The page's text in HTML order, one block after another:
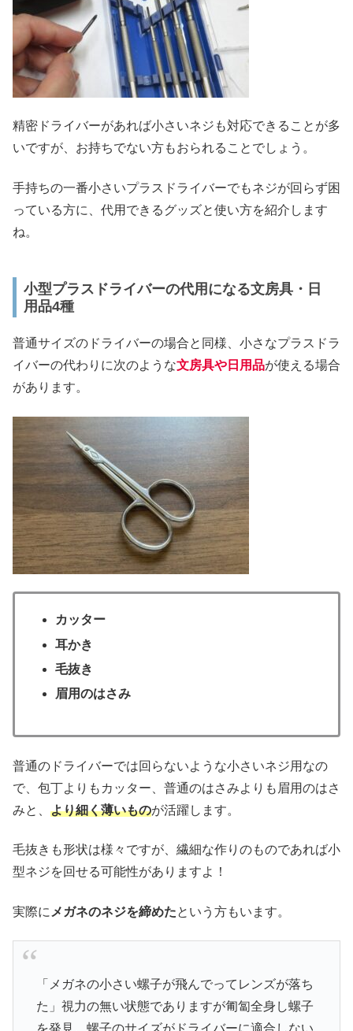
精密ドライバーがあれば小さいネジも対応できることが多
いですが、お持ちでない方もおられることでしょう。
手持ちの一番小さいプラスドライバーでもネジが回らず困
っている方に、代用できるグッズと使い方を紹介します
ね。
小型プラスドライバーの代用になる文房具・日
用品4種
普通サイズのドライバーの場合と同様、小さなプラスドラ
イバーの代わりに次のような文房具や日用品が使える場合
があります。
カッター
耳かき
毛抜き
眉用のはさみ
普通のドライバーでは回らないような小さいネジ用なの
で、包丁よりもカッター、普通のはさみよりも眉用のはさ
みと、 より細く薄いものが活躍します。
毛抜きも形状は様々ですが、繊細な作りのものであれば小
型ネジを回せる可能性がありますよ！
実際に メガネのネジを締めたという方もいます。
「メガネの小さい螺子が飛んでってレンズが落ち
た」視力の無い状態でありますが匍匐全身し螺子